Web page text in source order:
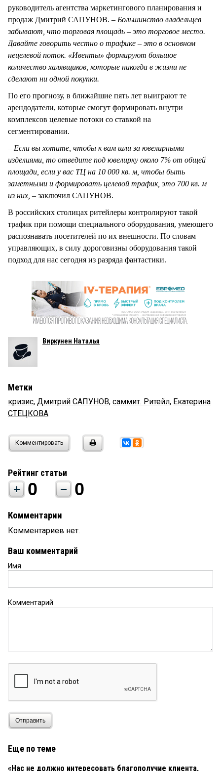
руководитель агентства маркетингового планирования и
продаж Дмитрий САПУНОВ. – Большинство владельцев
забывают, что торговая площадь – это торговое место.
Давайте говорить честно о трафике – это в основном
нецелевой поток. «Ивенты» формируют большое
количество халявщиков, которые никогда в жизни не
сделают ни одной покупки.
По его прогнозу, в ближайшие пять лет выиграют те
арендодатели, которые смогут формировать внутри
комплексов целевые потоки со ставкой на
сегментировании.
– Если вы хотите, чтобы к вам шли за ювелирными
изделиями, то отведите под ювелирку около 7% от общей
площади, если у вас ТЦ на 10 000 кв. м, чтобы быть
заметными и формировать целевой трафик, это 700 кв. м
из них, – заключил САПУНОВ.
В российских столицах ритейлеры контролируют такой
трафик при помощи специального оборудования, умеющего
распознавать посетителей по их внешности. По словам
управляющих, в силу дороговизны оборудования такой
подход для нас сегодня из разряда фантастики.
Виркунен Наталья
Метки
кризис, Дмитрий САПУНОВ, саммит. Ритейл, Екатерина
СТЕЦКОВА
Комментировать
Рейтинг статьи
0 0
Комментарии
Комментариев нет.
Ваш комментарий
Имя
Комментарий
Отправить
Еще по теме
«Нас не должно интересовать благополучие клиента,